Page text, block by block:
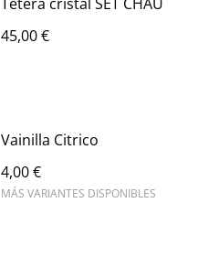
Tetera cristal SET CHAU
45,00 €
Vainilla Citrico
4,00 €
MÁS VARIANTES DISPONIBLES